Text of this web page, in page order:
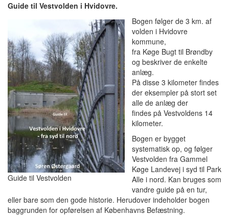
Guide til Vestvolden i Hvidovre.
Guide til Vestvolden
Bogen følger de 3 km. af
volden i Hvidovre
kommune,
fra Køge Bugt til Brøndby
og beskriver de enkelte
anlæg.
På disse 3 kilometer findes
der eksempler på stort set
alle de anlæg der
findes på Vestvoldens 14
kilometer.
Bogen er bygget
systematisk op, og følger
Vestvolden fra Gammel
Køge Landevej i syd til Park
Alle i nord. Kan bruges som
vandre guide på en tur,
eller bare som den gode historie. Herudover indeholder bogen
baggrunden for opførelsen af Københavns Befæstning.